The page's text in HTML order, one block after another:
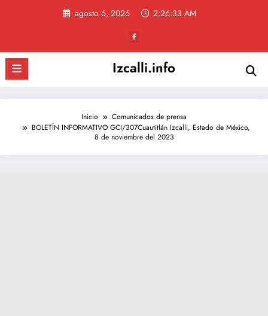
agosto 6, 2026 2:26:34 AM
Izcalli.info
Inicio
Comunicados de prensa
BOLETÍN INFORMATIVO GCI/307Cuautitlán Izcalli, Estado de México,
8 de noviembre del 2023